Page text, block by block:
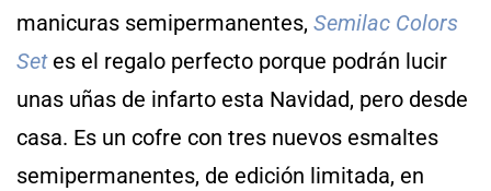
manicuras semipermanentes, Semilac Colors
Setes el regalo perfecto porque podrán lucir
unas uñas de infarto esta Navidad, pero desde
casa. Es un cofre con tres nuevos esmaltes
semipermanentes, de edición limitada, en